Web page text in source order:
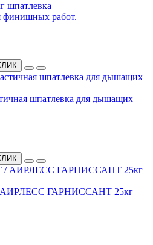
шпатлевка
финишных работ.
шпатлевка для дышащих
АИРЛЕСС ГАРНИССАНТ 25кг